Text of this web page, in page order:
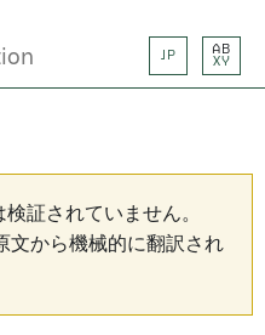
JP
AB
XY
証されていません。
文から機械的に翻訳され